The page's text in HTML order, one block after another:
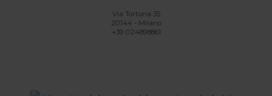
Via Tortona 35
20144 - Milano
+39 024898861